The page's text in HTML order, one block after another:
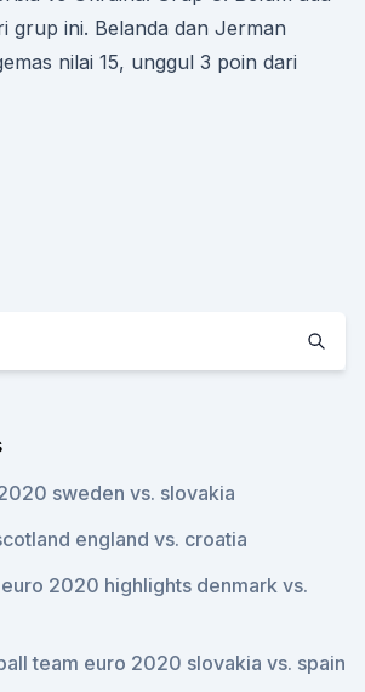
grup ini. Belanda dan Jerman
nilai 15, unggul 3 poin dari
sweden vs. slovakia
england vs. croatia
2020 highlights denmark vs.
team euro 2020 slovakia vs. spain